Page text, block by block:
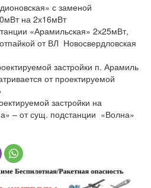
с заменой
на 2х16мВт
«Арамильская» 2х25мВт,
от ВЛ Новосвердловская
застройки п. Арамиль
от проектируемой
застройки на
– от сущ. подстанции «Волна»